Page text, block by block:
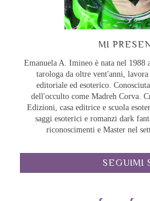
MI
Emanuela A. Imineo è nata nel 1988
tarologa da oltre vent'anni,
editoriale ed esoterico.
dell'occulto come Madreh Corva.
Edizioni, casa editrice e scuola
saggi esoterici e romanzi dark
riconoscimenti e Master nel
SEGUIMI